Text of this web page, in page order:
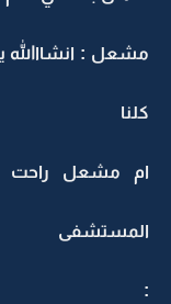
مشعل : انشااالله
كلنا
ام مشعل راحت
المستشفى
: